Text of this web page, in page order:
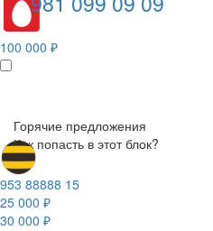
100 000 ₽
Горячие предложения
Как попасть в этот блок?
953 88888 15
25 000 ₽
30 000 ₽